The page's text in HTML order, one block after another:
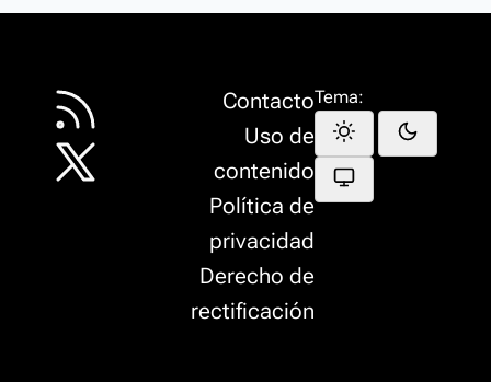
Contacto
Uso de
contenido
Política de
privacidad
Derecho de
rectificación
Tema: